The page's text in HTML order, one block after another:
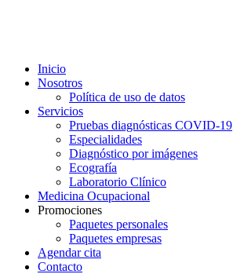
Inicio
Nosotros
Política de uso de datos
Servicios
Pruebas diagnósticas COVID-19
Especialidades
Diagnóstico por imágenes
Ecografía
Laboratorio Clínico
Medicina Ocupacional
Promociones
Paquetes personales
Paquetes empresas
Agendar cita
Contacto